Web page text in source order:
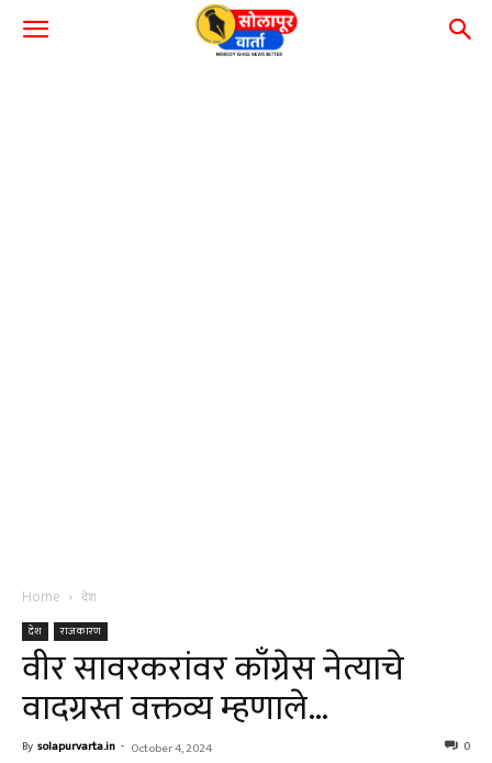
Home देश
देश राजकारण
वीर सावरकरांवर काँग्रेस नेत्याचे
वादग्रस्त वक्तव्य म्हणाले…
By solapurvarta.in - October 4, 2024 0